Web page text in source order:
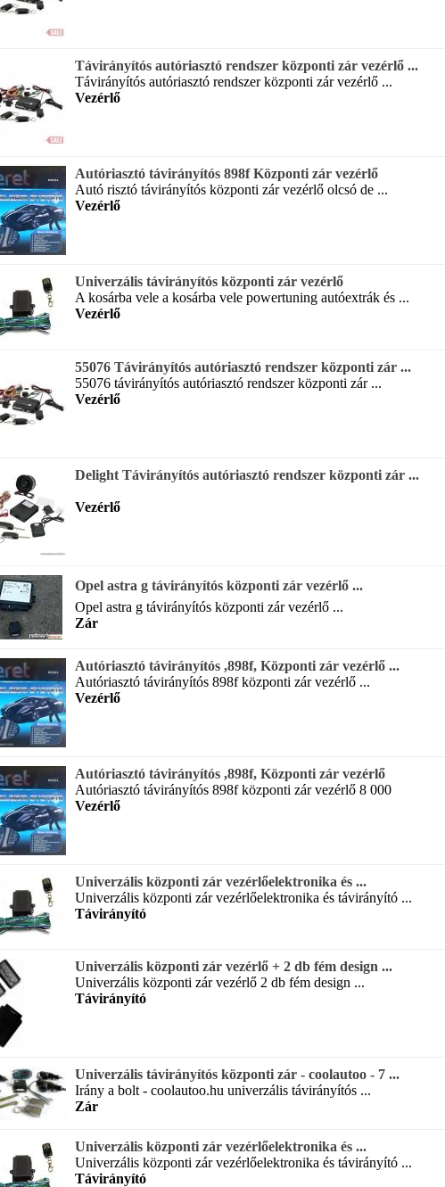
Távirányítós autóriasztó rendszer központi zár vezérlő ...
Távirányítós autóriasztó rendszer központi zár vezérlő ...
Vezérlő
Autóriasztó távirányítós 898f Központi zár vezérlő
Autó risztó távirányítós központi zár vezérlő olcsó de ...
Vezérlő
Univerzális távirányítós központi zár vezérlő
A kosárba vele a kosárba vele powertuning autóextrák és ...
Vezérlő
55076 Távirányítós autóriasztó rendszer központi zár ...
55076 távirányítós autóriasztó rendszer központi zár ...
Vezérlő
Delight Távirányítós autóriasztó rendszer központi zár ...
Vezérlő
Opel astra g távirányítós központi zár vezérlő ...
Opel astra g távirányítós központi zár vezérlő ...
Zár
Autóriasztó távirányítós ,898f, Központi zár vezérlő ...
Autóriasztó távirányítós 898f központi zár vezérlő ...
Vezérlő
Autóriasztó távirányítós ,898f, Központi zár vezérlő
Autóriasztó távirányítós 898f központi zár vezérlő 8 000
Vezérlő
Univerzális központi zár vezérlőelektronika és ...
Univerzális központi zár vezérlőelektronika és távirányító ...
Távirányító
Univerzális központi zár vezérlő + 2 db fém design ...
Univerzális központi zár vezérlő 2 db fém design ...
Távirányító
Univerzális távirányítós központi zár - coolautoo - 7 ...
Irány a bolt - coolautoo.hu univerzális távirányítós ...
Zár
Univerzális központi zár vezérlőelektronika és ...
Univerzális központi zár vezérlőelektronika és távirányító ...
Távirányító